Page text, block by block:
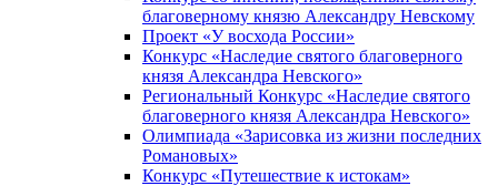
благоверному князю Александру Невскому
Проект «У восхода России»
Конкурс «Наследие святого благоверного
князя Александра Невского»
Региональный Конкурс «Наследие святого
благоверного князя Александра Невского»
Олимпиада «Зарисовка из жизни последних
Романовых»
Конкурс «Путешествие к истокам»